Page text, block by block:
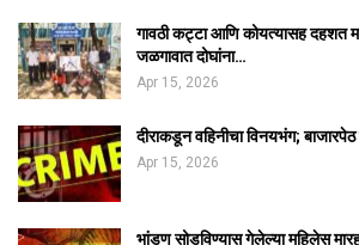
गावठी कट्टा आणि कोयत्यासह दहशत
जळगावात दोघांना…
Apr 15, 2026
दीराकडून वहिनीचा विनयभंग; बाजारपेठ
Apr 15, 2026
भांडण सोडविण्यास गेलेल्या महिलेस